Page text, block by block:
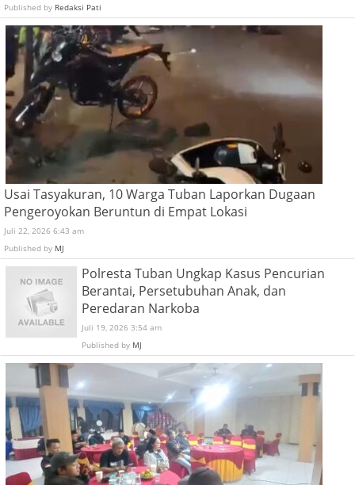
Published by Redaksi Pati
Usai Tasyakuran, 10 Warga Tuban Laporkan Dugaan
Pengeroyokan Beruntun di Empat Lokasi
Juli 22, 2026 6:43 am
Published by MJ
Polresta Tuban Ungkap Kasus Pencurian
Berantai, Persetubuhan Anak, dan
Peredaran Narkoba
Juli 19, 2026 3:54 am
Published by MJ